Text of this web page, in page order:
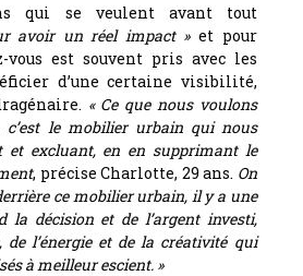
qui se veulent avant tout
avoir un réel impact »et pour
vous est souvent pris avec les
d’une certaine visibilité,
« Ce que nous voulons
le mobilier urbain qui nous
et excluant, en en supprimant le
, précise Charlotte, 29 ans. On
ce mobilier urbain, il y a une
la décision et de l’argent investi,
l’énergie et de la créativité qui
à meilleur escient. »